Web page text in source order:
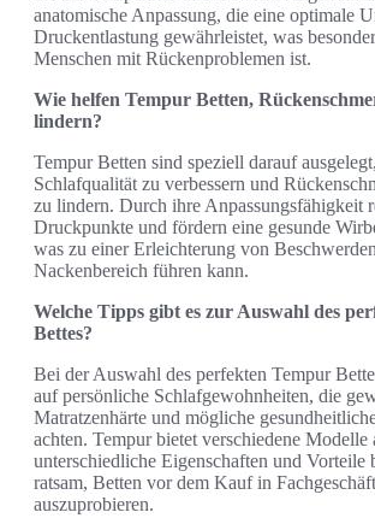
anatomische Anpassung, die eine optimale
Druckentlastung gewährleistet, was
Menschen mit Rückenproblemen ist.
Wie helfen Tempur Betten,
lindern?
Tempur Betten sind speziell darauf
Schlafqualität zu verbessern und
zu lindern. Durch ihre Anpassungsfähigkeit
Druckpunkte und fördern eine gesunde
was zu einer Erleichterung von
Nackenbereich führen kann.
Welche Tipps gibt es zur Auswahl des
Bettes?
Bei der Auswahl des perfekten Tempur
auf persönliche Schlafgewohnheiten, die
Matratzenhärte und mögliche
achten. Tempur bietet verschiedene Modelle
unterschiedliche Eigenschaften und Vorteile
ratsam, Betten vor dem Kauf in
auszuprobieren.